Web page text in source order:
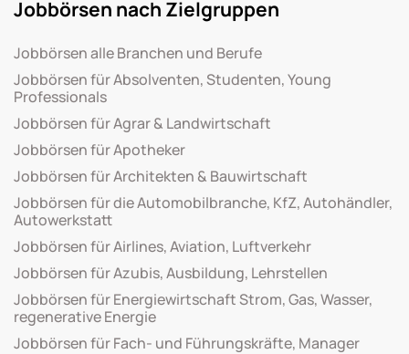
Jobbörsen nach Zielgruppen
Jobbörsen alle Branchen und Berufe
Jobbörsen für Absolventen, Studenten, Young
Professionals
Jobbörsen für Agrar & Landwirtschaft
Jobbörsen für Apotheker
Jobbörsen für Architekten & Bauwirtschaft
Jobbörsen für die Automobilbranche, KfZ, Autohändler,
Autowerkstatt
Jobbörsen für Airlines, Aviation, Luftverkehr
Jobbörsen für Azubis, Ausbildung, Lehrstellen
Jobbörsen für Energiewirtschaft Strom, Gas, Wasser,
regenerative Energie
Jobbörsen für Fach- und Führungskräfte, Manager